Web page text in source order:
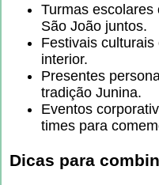
Turmas
São João juntos.
Festivais
interior.
Presentes
tradição Junina.
Eventos
times para
Dicas para